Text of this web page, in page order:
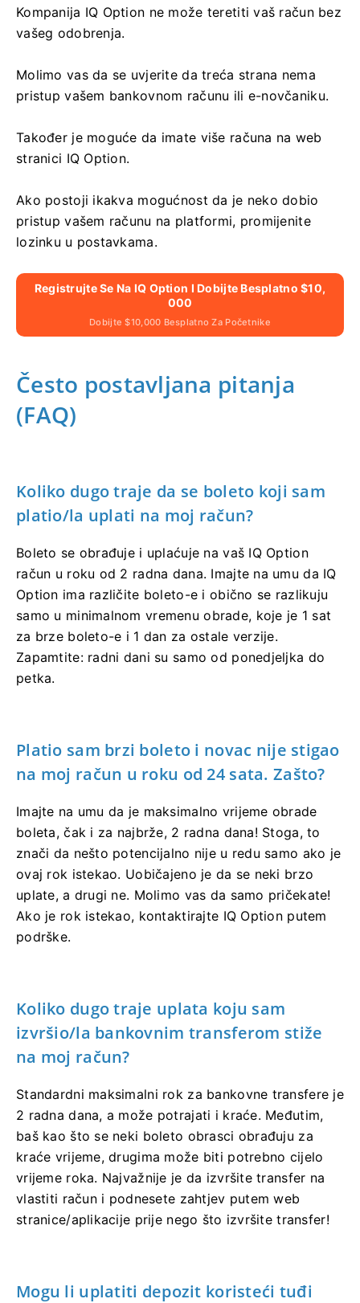
Kompanija IQ Option ne može teretiti vaš račun bez
vašeg odobrenja.
Molimo vas da se uvjerite da treća strana nema
pristup vašem bankovnom računu ili e-novčaniku.
Također je moguće da imate više računa na web
stranici IQ Option.
Ako postoji ikakva mogućnost da je neko dobio
pristup vašem računu na platformi, promijenite
lozinku u postavkama.
Registrujte Se Na IQ Option I Dobijte Besplatno $10,
000
Dobijte $10,000 Besplatno Za Početnike
Često postavljana pitanja
(FAQ)
Koliko dugo traje da se boleto koji sam
platio/la uplati na moj račun?
Boleto se obrađuje i uplaćuje na vaš IQ Option
račun u roku od 2 radna dana. Imajte na umu da IQ
Option ima različite boleto-e i obično se razlikuju
samo u minimalnom vremenu obrade, koje je 1 sat
za brze boleto-e i 1 dan za ostale verzije.
Zapamtite: radni dani su samo od ponedjeljka do
petka.
Platio sam brzi boleto i novac nije stigao
na moj račun u roku od 24 sata. Zašto?
Imajte na umu da je maksimalno vrijeme obrade
boleta, čak i za najbrže, 2 radna dana! Stoga, to
znači da nešto potencijalno nije u redu samo ako je
ovaj rok istekao. Uobičajeno je da se neki brzo
uplate, a drugi ne. Molimo vas da samo pričekate!
Ako je rok istekao, kontaktirajte IQ Option putem
podrške.
Koliko dugo traje uplata koju sam
izvršio/la bankovnim transferom stiže
na moj račun?
Standardni maksimalni rok za bankovne transfere je
2 radna dana, a može potrajati i kraće. Međutim,
baš kao što se neki boleto obrasci obrađuju za
kraće vrijeme, drugima može biti potrebno cijelo
vrijeme roka. Najvažnije je da izvršite transfer na
vlastiti račun i podnesete zahtjev putem web
stranice/aplikacije prije nego što izvršite transfer!
Mogu li uplatiti depozit koristeći tuđi